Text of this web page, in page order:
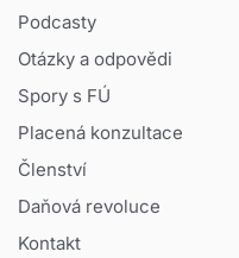
Podcasty
Otázky a odpovědi
Spory s FÚ
Placená konzultace
Členství
Daňová revoluce
Kontakt